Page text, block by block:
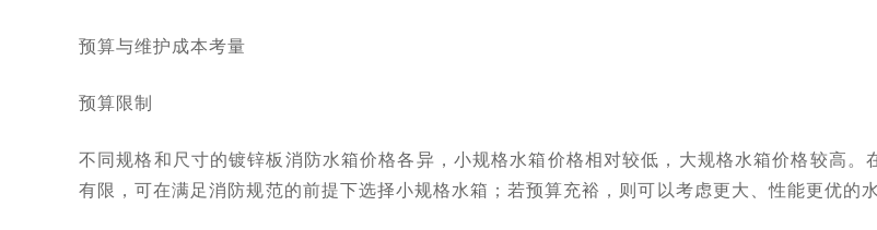
预算与维护成本考量
预算限制
不同规格和尺寸的镀锌板消防水箱价格各异，小规格水箱价格相对较低，大规格水箱价格较高
有限，可在满足消防规范的前提下选择小规格水箱；若预算充裕，则可以考虑更大、性能更优的水